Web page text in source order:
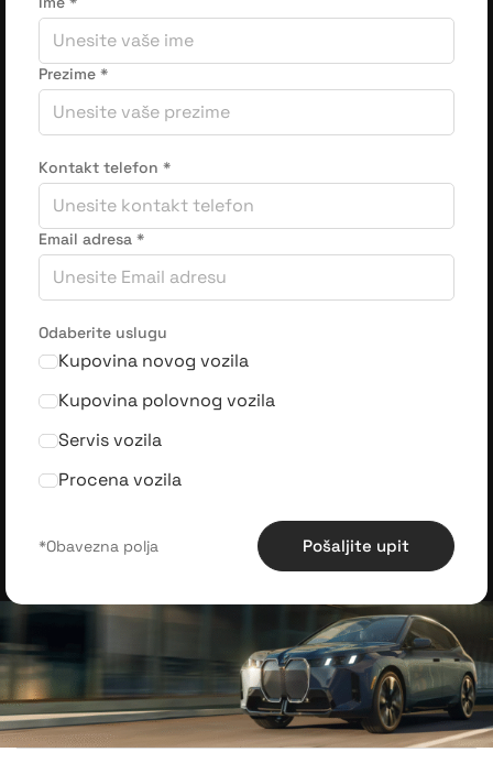
Prezime *
Kontakt telefon *
Email adresa *
Odaberite uslugu
Kupovina novog vozila
Kupovina polovnog vozila
Servis vozila
Procena vozila
Pošaljite upit